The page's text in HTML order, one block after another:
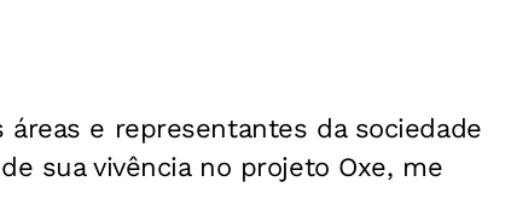
e representantes da sociedade
sua vivência no projeto Oxe, me